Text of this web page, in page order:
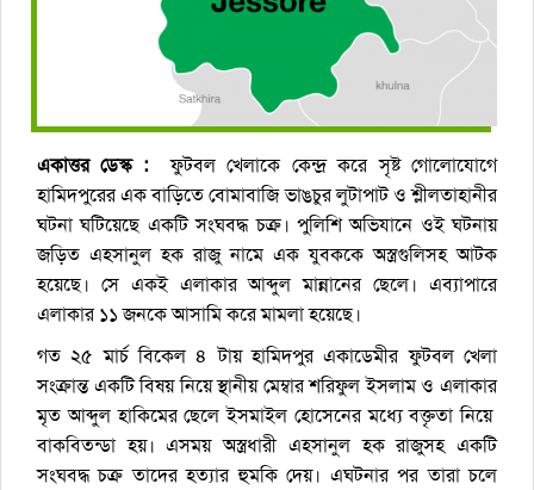
একাত্তর ডেস্ক :
ফুটবল খেলাকে কেন্দ্র করে সৃষ্ট গোলোযোগে
হামিদপুরের এক বাড়িতে বোমাবাজি ভাঙচুর লুটাপাট ও শ্লীলতাহানীর
ঘটনা ঘটিয়েছে একটি সংঘবদ্ধ চক্র। পুলিশি অভিযানে ওই ঘটনায়
জড়িত এহসানুল হক রাজু নামে এক যুবককে অস্ত্রগুলিসহ আটক
হয়েছে। সে একই এলাকার আব্দুল মান্নানের ছেলে। এব্যাপারে
এলাকার ১১ জনকে আসামি করে মামলা হয়েছে।
গত ২৫ মার্চ বিকেল ৪ টায় হামিদপুর একাডেমীর ফুটবল খেলা
সংক্রান্ত একটি বিষয় নিয়ে স্থানীয় মেম্বার শরিফুল ইসলাম ও এলাকার
মৃত আব্দুল হাকিমের ছেলে ইসমাইল হোসেনের মধ্যে বক্তৃতা নিয়ে
বাকবিতন্ডা হয়। এসময় অস্ত্রধারী এহসানুল হক রাজুসহ একটি
সংঘবদ্ধ চক্র তাদের হত্যার হুমকি দেয়। এঘটনার পর তারা চলে